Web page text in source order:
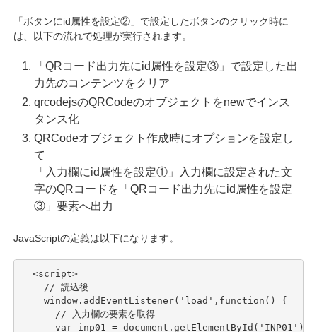
「ボタンにid属性を設定②」で設定したボタンのクリック時に
は、以下の流れで処理が実行されます。
「QRコード出力先にid属性を設定③」で設定した出
力先のコンテンツをクリア
qrcodejsのQRCodeのオブジェクトをnewでインス
タンス化
QRCodeオブジェクト作成時にオプションを設定し
て
「入力欄にid属性を設定①」入力欄に設定された文
字のQRコードを「QRコード出力先にid属性を設定
③」要素へ出力
JavaScriptの定義は以下になります。
  <script>
    // 読込後
    window.addEventListener('load',function() {
      // 入力欄の要素を取得
      var inp01 = document.getElementById('INP01');